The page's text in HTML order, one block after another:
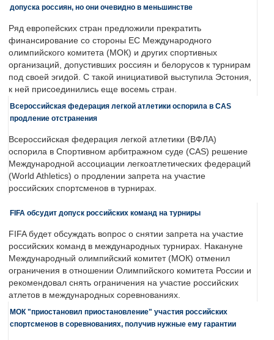
допуска россиян, но они очевидно в меньшинстве
Ряд европейских стран предложили прекратить
финансирование со стороны ЕС Международного
олимпийского комитета (МОК) и других спортивных
организаций, допустивших россиян и белорусов к турнирам
под своей эгидой. С такой инициативой выступила Эстония,
к ней присоединились еще восемь стран.
Всероссийская федерация легкой атлетики оспорила в CAS
продление отстранения
Всероссийская федерация легкой атлетики (ВФЛА)
оспорила в Спортивном арбитражном суде (CAS) решение
Международной ассоциации легкоатлетических федераций
(World Athletics) о продлении запрета на участие
российских спортсменов в турнирах.
FIFA обсудит допуск российских команд на турниры
FIFA будет обсуждать вопрос о снятии запрета на участие
российских команд в международных турнирах. Накануне
Международный олимпийский комитет (МОК) отменил
ограничения в отношении Олимпийского комитета России и
рекомендовал снять ограничения на участие российских
атлетов в международных соревнованиях.
МОК "приостановил приостановление" участия российских
спортсменов в соревнованиях, получив нужные ему гарантии